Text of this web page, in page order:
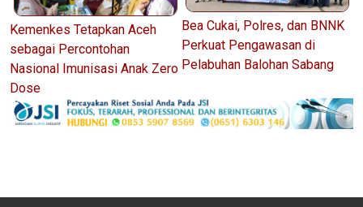
Kemenkes Tetapkan Aceh
sebagai Percontohan
Nasional Imunisasi Anak Zero
Dose
Bea Cukai, Polres, dan BNNK
Perkuat Pengawasan di
Pelabuhan Balohan Sabang